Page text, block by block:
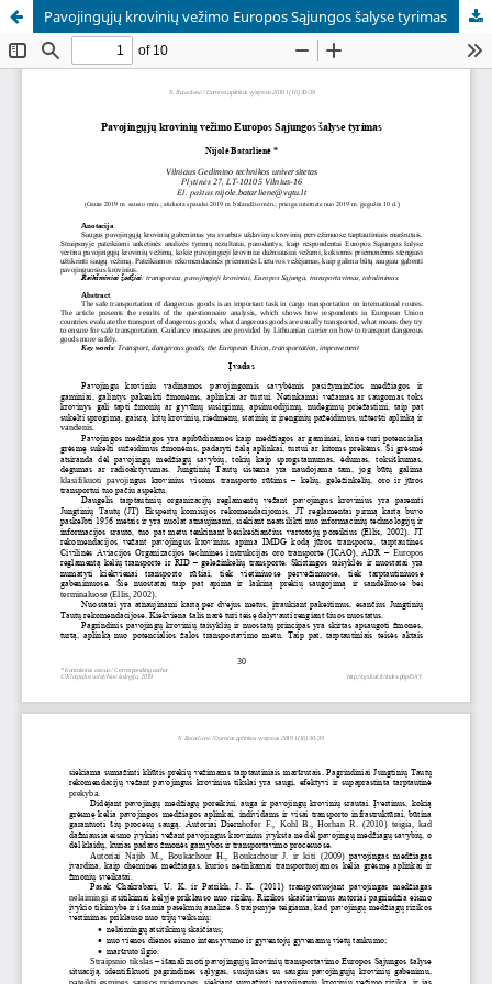
Pavojingųjų krovinių vežimo Europos Sąjungos šalyse tyrimas